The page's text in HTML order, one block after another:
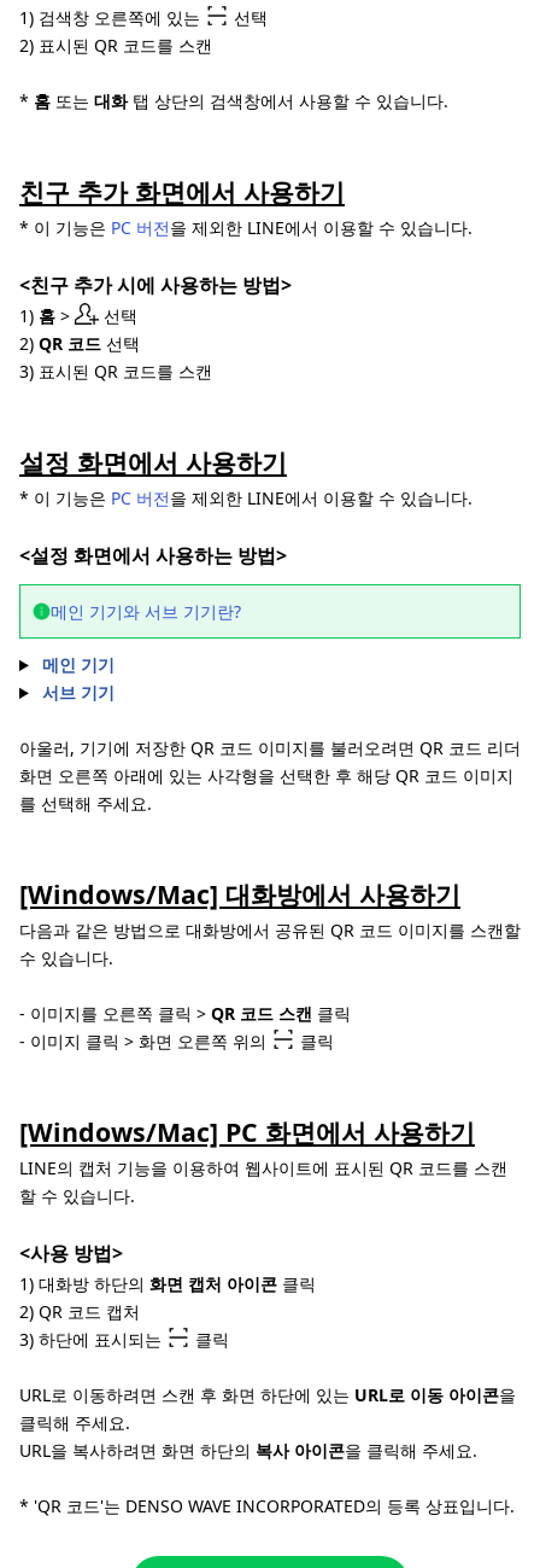
1) 검색창 오른쪽에 있는
선택
2) 표시된 QR 코드를 스캔
* 홈 또는 대화탭 상단의 검색창에서 사용할 수 있습니다.
친구 추가 화면에서 사용하기
* 이 기능은 PC 버전을 제외한 LINE에서 이용할 수 있습니다.
<친구 추가 시에 사용하는 방법>
1) 홈 >
선택
2) QR 코드 선택
3) 표시된 QR 코드를 스캔
설정 화면에서 사용하기
* 이 기능은 PC 버전을 제외한 LINE에서 이용할 수 있습니다.
<설정 화면에서 사용하는 방법>
메인 기기와 서브 기기란?
메인 기기
서브 기기
아울러, 기기에 저장한 QR 코드 이미지를 불러오려면 QR 코드 리더
화면 오른쪽 아래에 있는 사각형을 선택한 후 해당 QR 코드 이미지
를 선택해 주세요.
[Windows/Mac] 대화방에서 사용하기
다음과 같은 방법으로 대화방에서 공유된 QR 코드 이미지를 스캔할
수 있습니다.
- 이미지를 오른쪽 클릭 > QR 코드 스캔 클릭
- 이미지 클릭 > 화면 오른쪽 위의
클릭
[Windows/Mac] PC 화면에서 사용하기
LINE의 캡처 기능을 이용하여 웹사이트에 표시된 QR 코드를 스캔
할 수 있습니다.
<사용 방법>
1) 대화방 하단의 화면 캡처 아이콘 클릭
2) QR 코드 캡처
3) 하단에 표시되는
클릭
URL로 이동하려면 스캔 후 화면 하단에 있는 URL로 이동 아이콘을
클릭해 주세요.
URL을 복사하려면 화면 하단의 복사 아이콘을 클릭해 주세요.
* 'QR 코드'는 DENSO WAVE INCORPORATED의 등록 상표입니다.